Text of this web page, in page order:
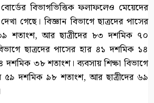
বিভাগভিত্তিক ফলাফলেও মেয়েদের
গেছে। বিজ্ঞান বিভাগে ছাত্রদের পাসের
শতাংশ, আর ছাত্রীদের ৮৩ দশমিক ৭০
ছাত্রদের পাসের হার ৪১ দশমিক ১৪
দশমিক ৩৮ শতাংশ। ব্যবসায় শিক্ষা বিভাগে
৫৯ দশমিক ৯৮ শতাংশ, আর ছাত্রীদের ৬৯